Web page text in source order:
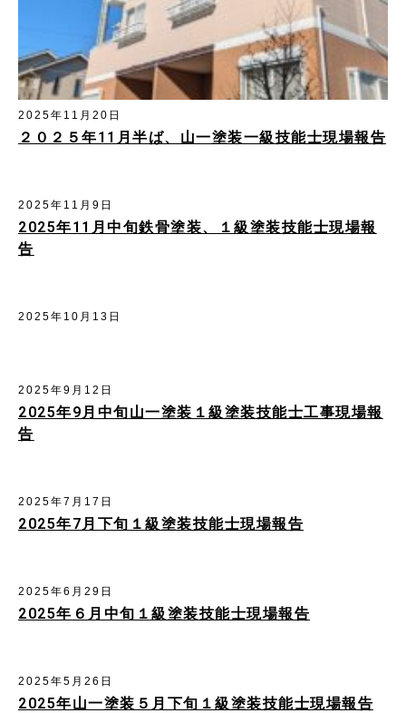
２０２５年11月半ば、山一塗装一級技能士現場報告
2025年11月20日
2025年11月中旬鉄骨塗装、１級塗装技能士現場報
告
2025年11月9日
2025年10月13日
2025年9月中旬山一塗装１級塗装技能士工事現場報
告
2025年9月12日
2025年7月下旬１級塗装技能士現場報告
2025年7月17日
2025年６月中旬１級塗装技能士現場報告
2025年6月29日
2025年山一塗装５月下旬１級塗装技能士現場報告
2025年5月26日